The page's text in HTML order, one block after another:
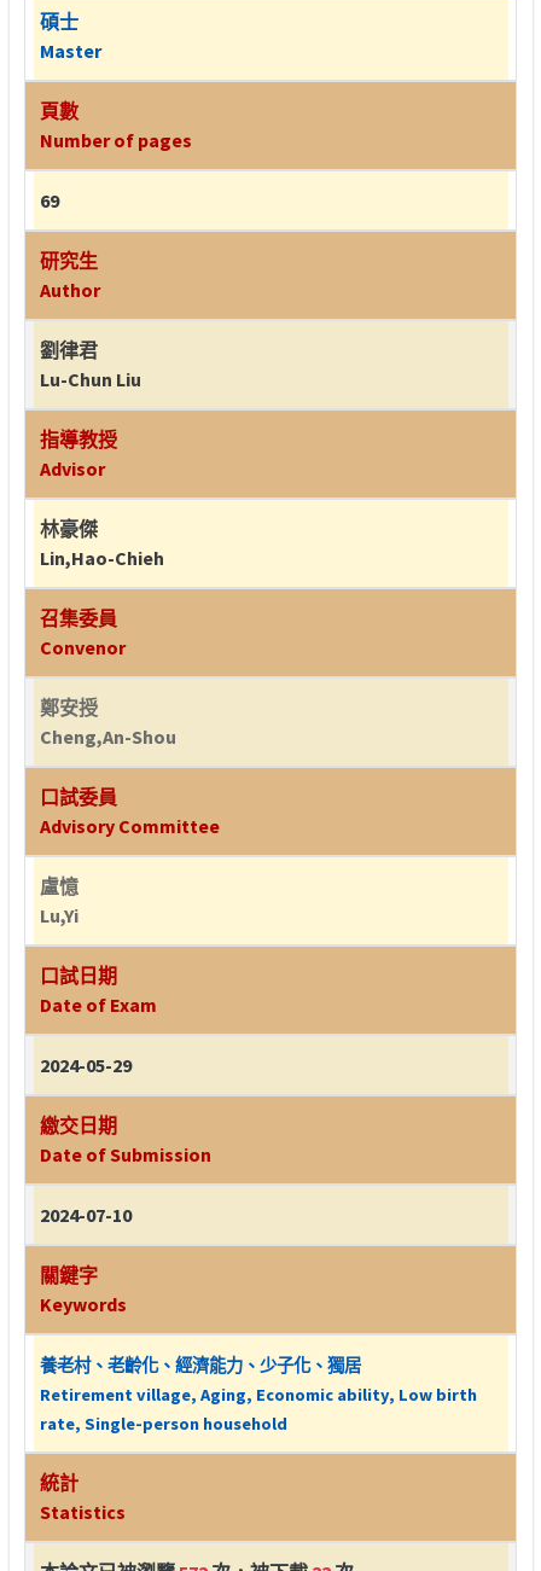
碩士
Master
頁數
Number of pages
69
研究生
Author
劉律君
Lu-Chun Liu
指導教授
Advisor
林豪傑
Lin,Hao-Chieh
召集委員
Convenor
鄭安授
Cheng,An-Shou
口試委員
Advisory Committee
盧憶
Lu,Yi
口試日期
Date of Exam
2024-05-29
繳交日期
Date of Submission
2024-07-10
關鍵字
Keywords
養老村、老齡化、經濟能力、少子化、獨居
Retirement village, Aging, Economic ability, Low birth
rate, Single-person household
統計
Statistics